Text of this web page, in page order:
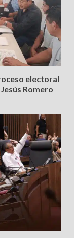
electoral
Romero